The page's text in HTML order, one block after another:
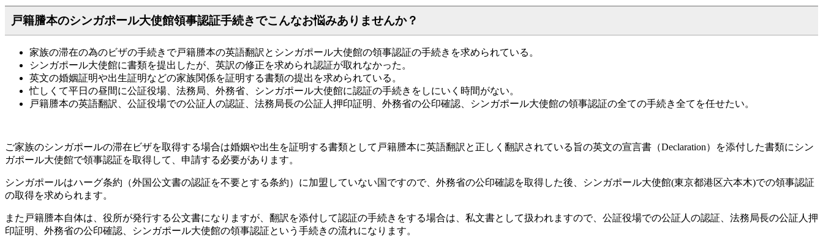
戸籍謄本のシンガポール大使館領事認証手続きでこんなお悩みありませんか？
家族の滞在の為のビザの手続きで戸籍謄本の英語翻訳とシンガポール大使館の領事認証の手続きを求められている。
シンガポール大使館に書類を提出したが、英訳の修正を求められ認証が取れなかった。
英文の婚姻証明や出生証明などの家族関係を証明する書類の提出を求められている。
忙しくて平日の昼間に公証役場、法務局、外務省、シンガポール大使館に認証の手続きをしにいく時間がない。
戸籍謄本の英語翻訳、公証役場での公証人の認証、法務局長の公証人押印証明、外務省の公印確認、シンガポール大使館の領事認証の全ての手続き全てを任せたい。
ご家族のシンガポールの滞在ビザを取得する場合は婚姻や出生を証明する書類として戸籍謄本に英語翻訳と正しく翻訳されている旨の英文の宣言書（Declaration）を添付した書類にシン
ガポール大使館で領事認証を取得して、申請する必要があります。
シンガポールはハーグ条約（外国公文書の認証を不要とする条約）に加盟していない国ですので、外務省の公印確認を取得した後、シンガポール大使館(東京都港区六本木)での領事認証
の取得を求められます。
また戸籍謄本自体は、役所が発行する公文書になりますが、翻訳を添付して認証の手続きをする場合は、私文書として扱われますので、公証役場での公証人の認証、法務局長の公証人押
印証明、外務省の公印確認、シンガポール大使館の領事認証という手続きの流れになります。